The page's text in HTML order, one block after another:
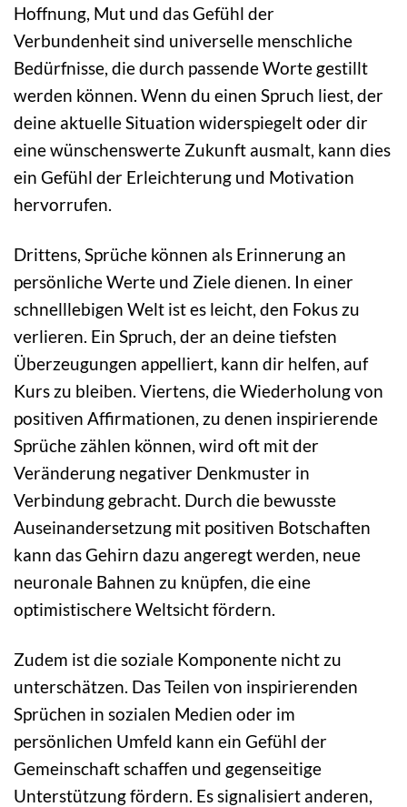
Hoffnung, Mut und das Gefühl der
Verbundenheit sind universelle menschliche
Bedürfnisse, die durch passende Worte gestillt
werden können. Wenn du einen Spruch liest, der
deine aktuelle Situation widerspiegelt oder dir
eine wünschenswerte Zukunft ausmalt, kann dies
ein Gefühl der Erleichterung und Motivation
hervorrufen.
Drittens, Sprüche können als Erinnerung an
persönliche Werte und Ziele dienen. In einer
schnelllebigen Welt ist es leicht, den Fokus zu
verlieren. Ein Spruch, der an deine tiefsten
Überzeugungen appelliert, kann dir helfen, auf
Kurs zu bleiben. Viertens, die Wiederholung von
positiven Affirmationen, zu denen inspirierende
Sprüche zählen können, wird oft mit der
Veränderung negativer Denkmuster in
Verbindung gebracht. Durch die bewusste
Auseinandersetzung mit positiven Botschaften
kann das Gehirn dazu angeregt werden, neue
neuronale Bahnen zu knüpfen, die eine
optimistischere Weltsicht fördern.
Zudem ist die soziale Komponente nicht zu
unterschätzen. Das Teilen von inspirierenden
Sprüchen in sozialen Medien oder im
persönlichen Umfeld kann ein Gefühl der
Gemeinschaft schaffen und gegenseitige
Unterstützung fördern. Es signalisiert anderen,